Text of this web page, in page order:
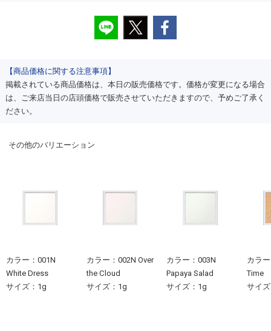
【商品価格に関する注意事項】
掲載されている商品価格は、本日の販売価格です。価格が変更になる場合
は、ご来店当日の店頭価格で販売させていただきますので、予めご了承く
ださい。
その他のバリエーション
カラー：001N
White Dress
サイズ：1g
カラー：002N Over
the Cloud
サイズ：1g
カラー：003N
Papaya Salad
サイズ：1g
カラ
Time
サイ